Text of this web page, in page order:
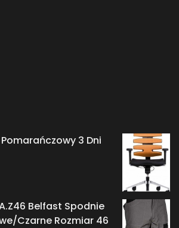
3 Dni
Belfast Spodnie
Czarne Rozmiar 46